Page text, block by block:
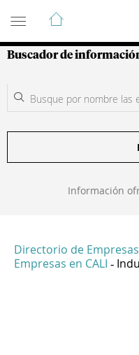
Guía de
Buscador de
Información
Directorio de Empresas
Empresas en CALI -